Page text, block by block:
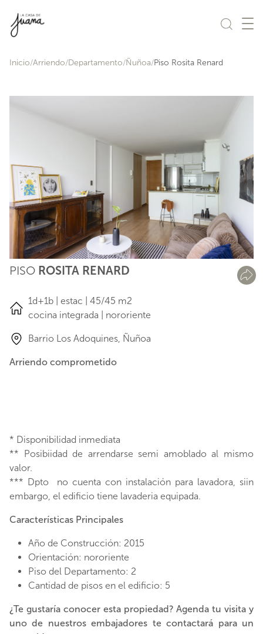
Inicio Arriendo Departamento Ñuñoa Piso Rosita Renard
PISO ROSITA RENARD
1d+1b | estac | 45/45 m2
cocina integrada | nororiente
Barrio Los Adoquines, Ñuñoa
Arriendo comprometido
* Disponibilidad inmediata
** Posibiidad de arrendarse semi amoblado al mismo
valor.
*** Dpto no cuenta con instalación para lavadora, siin
embargo, el edificio tiene lavaderia equipada.
Características Principales
Año de Construcción: 2015
Orientación: nororiente
Piso del Departamento: 2
Cantidad de pisos en el edificio: 5
¿Te gustaría conocer esta propiedad? Agenda tu visita y
uno de nuestros embajadores te contactará para un